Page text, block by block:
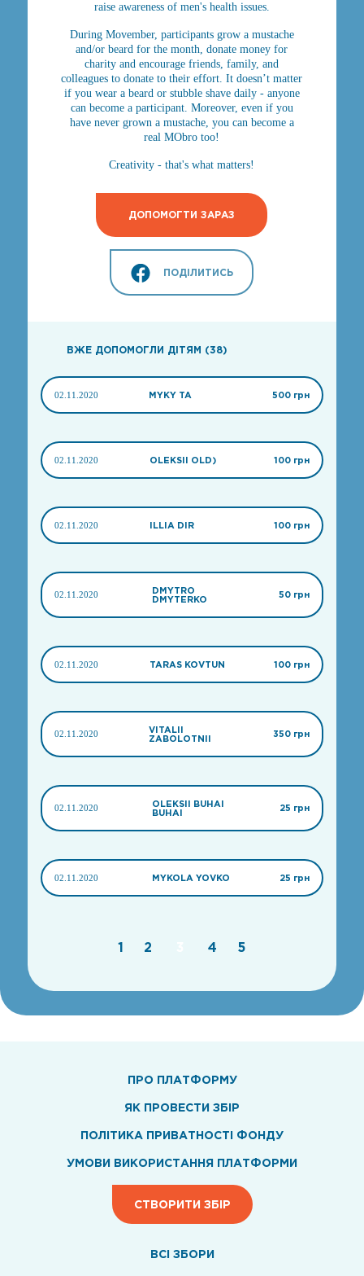
raise awareness of men's health issues.
During Movember, participants grow a mustache
and/or beard for the month, donate money for
charity and encourage friends, family, and
colleagues to donate to their effort. It doesn’t matter
if you wear a beard or stubble shave daily - anyone
can become a participant. Moreover, even if you
have never grown a mustache, you can become a
real MObro too!
Creativity - that's what matters!
ДОПОМОГТИ ЗАРАЗ
ПОДІЛИТИСЬ
ВЖЕ ДОПОМОГЛИ ДІТЯМ (38)
02.11.2020 MYKY TA 500 грн
02.11.2020 OLEKSII OLD) 100 грн
02.11.2020 ILLIA DIR 100 грн
02.11.2020
DMYTRO
DMYTERKO
50 грн
02.11.2020 TARAS KOVTUN 100 грн
02.11.2020
VITALII
ZABOLOTNII
350 грн
02.11.2020
OLEKSII BUHAI
BUHAI
25 грн
02.11.2020 MYKOLA YOVKO 25 грн
1 2 4 5
ПРО ПЛАТФОРМУ
ЯК ПРОВЕСТИ ЗБІР
ПОЛІТИКА ПРИВАТНОСТІ ФОНДУ
УМОВИ ВИКОРИСТАННЯ ПЛАТФОРМИ
СТВОРИТИ ЗБІР
ВСI ЗБОРИ